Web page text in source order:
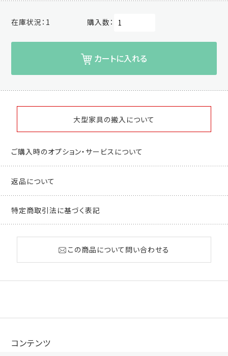
在庫状況： 1 購入数：
カートに入れる
大型家具の搬入について
ご購入時のオプション・サービスについて
返品について
特定商取引法に基づく表記
この商品について問い合わせる
コンテンツ